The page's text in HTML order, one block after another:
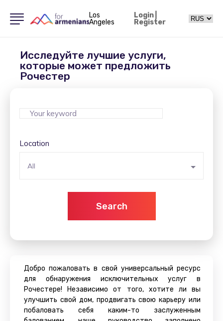
Los
Angeles
Login|
Register
Исследуйте лучшие услуги,
которые может предложить
Рочестер
Location
All
Search
Добро пожаловать в свой универсальный ресурс
для обнаружения исключительных услуг в
Рочестере! Независимо от того, хотите ли вы
улучшить свой дом, продвигать свою карьеру или
побаловать себя каким-то заслуженным